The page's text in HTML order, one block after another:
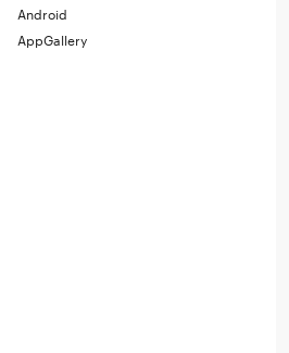
Android
AppGallery